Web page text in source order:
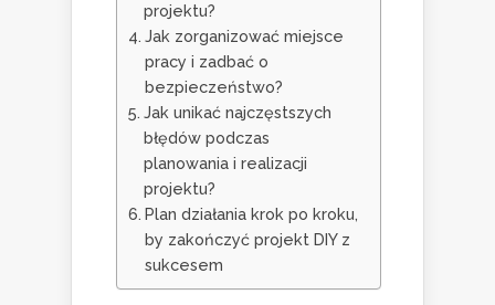
projektu?
Jak zorganizować miejsce
pracy i zadbać o
bezpieczeństwo?
Jak unikać najczęstszych
błędów podczas
planowania i realizacji
projektu?
Plan działania krok po kroku,
by zakończyć projekt DIY z
sukcesem